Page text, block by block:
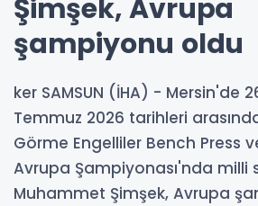
Şimşek, Avrupa
şampiyonu oldu
ker SAMSUN (İHA) - Mersin'de
Temmuz 2026 tarihleri
Görme Engelliler Bench Press
Avrupa Şampiyonası'nda milli
Muhammet Şimşek, Avrupa